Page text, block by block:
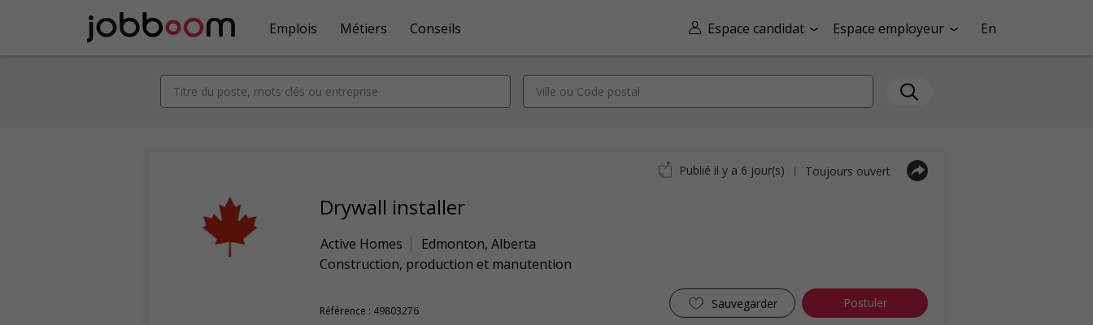
Espace candidat Espace employeur En
Emplois Métiers Conseils
Drywall installer
Active Homes Edmonton, Alberta
Construction, production et manutention
Référence : 49803276 Sauvegarder Postuler
Publié il y a 6 jour(s) | Toujours ouvert